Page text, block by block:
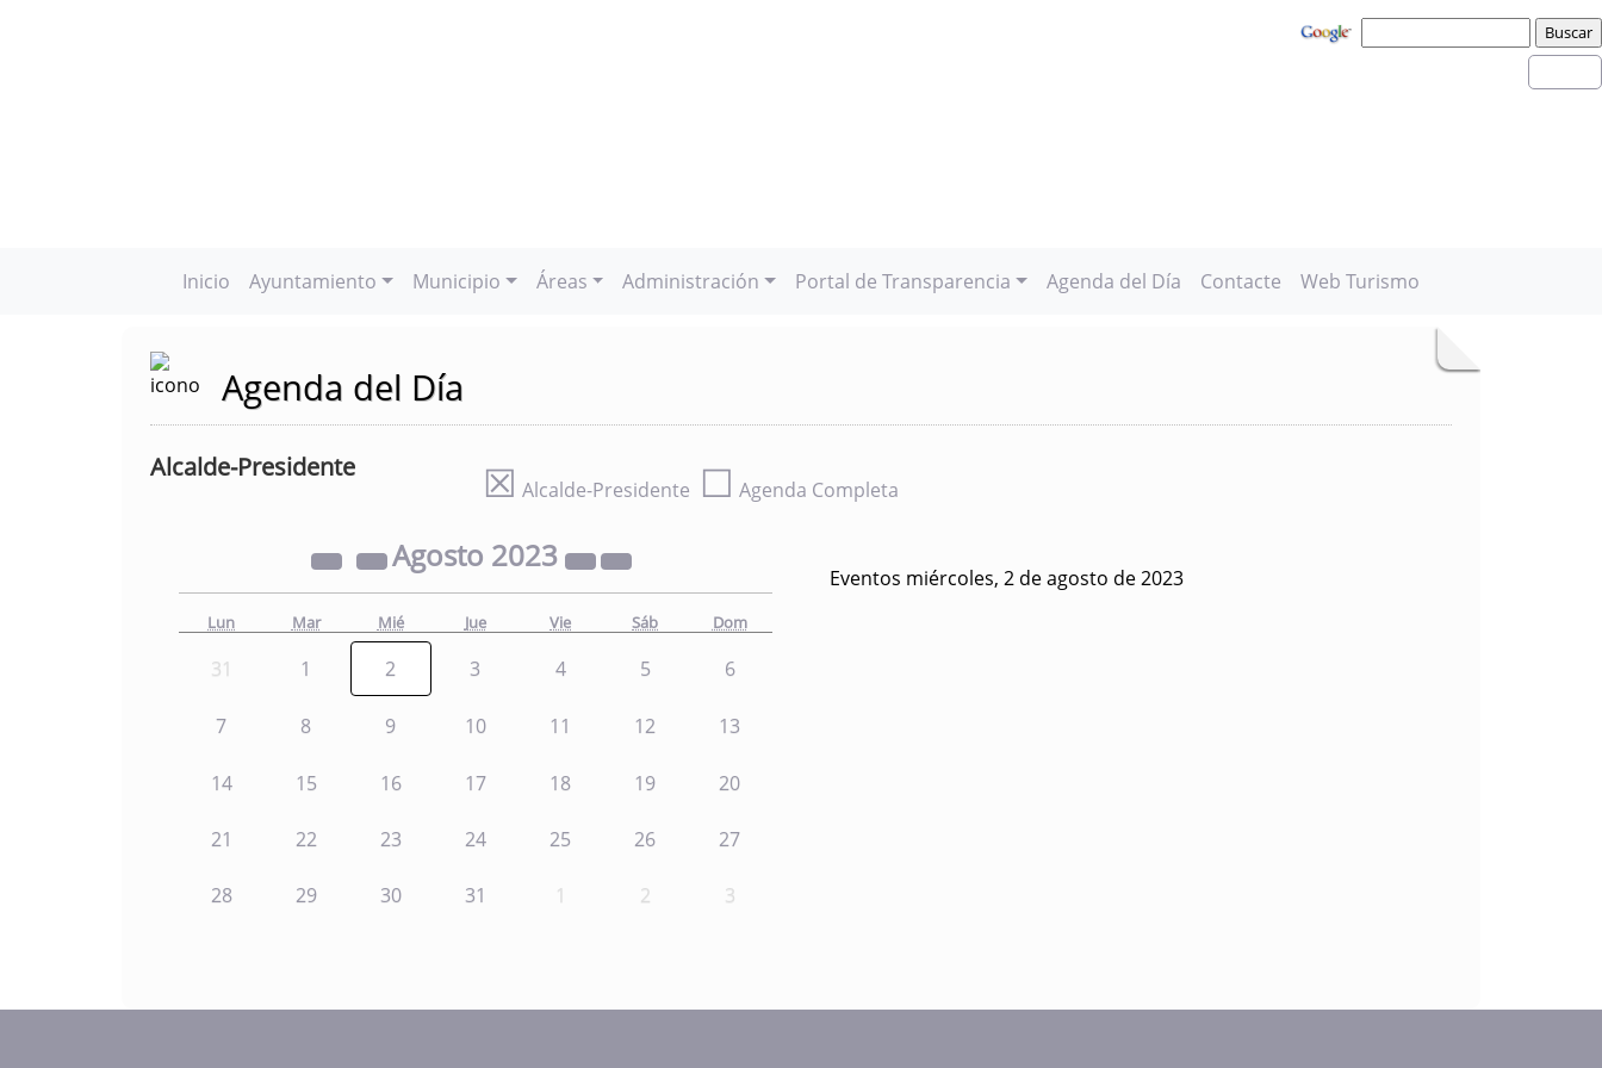
Inicio Ayuntamiento Municipio Áreas Administración Portal de Transparencia Agenda del Día Contacte Web Turismo
Agenda del Día
Alcalde-Presidente ☒ Alcalde-Presidente ☐ Agenda Completa
Agosto 2023
Lun Mar Mié Jue Vie Sáb Dom
31 1 2 3 4 5 6
7 8 9 10 11 12 13
14 15 16 17 18 19 20
21 22 23 24 25 26 27
28 29 30 31 1 2 3
Eventos miércoles, 2 de agosto de 2023